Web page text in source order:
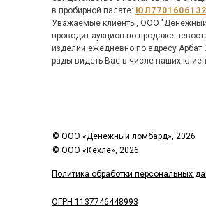
в пробирной палате: ЮЛ7701606132
Уважаемые клиенты, ООО
проводит аукцион по продаже
изделий ежедневно по адресу Арбат
рады видеть Вас в числе наших
ОГРН 1137746448993
Политика обработки персональных
© ООО «Денежный ломбард», 2026
© ООО «Кехле», 2026